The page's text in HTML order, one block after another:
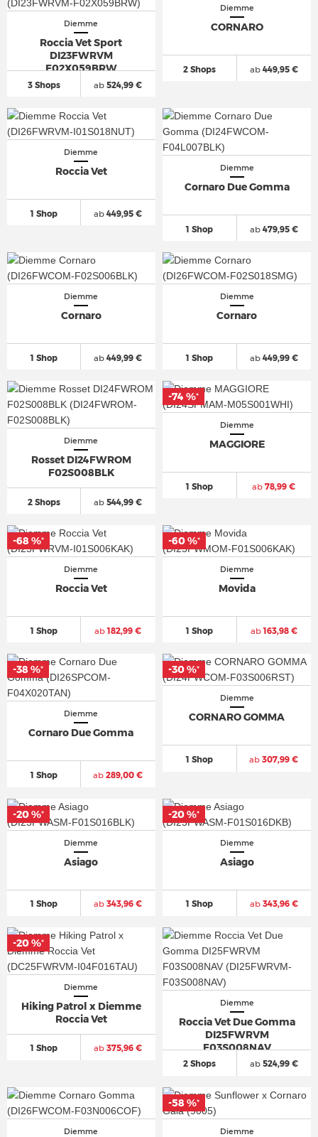
Diemme
Roccia Vet Sport
DI23FWRVM
F02X059BRW
3 Shops ab 524,99 €
Diemme
CORNARO
2 Shops ab449,95 €
Diemme
Roccia Vet
1 Shop ab 449,95 €
Diemme
Cornaro Due Gomma
1 Shop ab479,95 €
Diemme
Cornaro
1 Shop ab 449,99 €
Diemme
Cornaro
1 Shop ab449,99 €
Diemme
Rosset DI24FWROM
F02S008BLK
2 Shops ab 544,99 €
Diemme
MAGGIORE
1 Shop ab 78,99 €
-74 %*
Diemme
Roccia Vet
1 Shop ab182,99 €
-68 %*
Diemme
Movida
1 Shop ab163,98 €
-60 %*
Diemme
Cornaro Due Gomma
1 Shop ab 289,00 €
-38 %*
Diemme
CORNARO GOMMA
1 Shop ab 307,99 €
-30 %*
Diemme
Asiago
1 Shop ab 343,96 €
-20 %*
Diemme
Asiago
1 Shop ab343,96 €
-20 %*
Diemme
Hiking Patrol x Diemme
Roccia Vet
1 Shop ab 375,96 €
-20 %*
Diemme
Roccia Vet Due Gomma
DI25FWRVM
F03S008NAV
2 Shops ab524,99 €
Diemme Diemme
-58 %*